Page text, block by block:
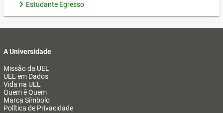
Estudante Egresso
A Universidade
Missão da UEL
UEL em Dados
Vida na UEL
Quem é Quem
Marca Símbolo
Política de Privacidade